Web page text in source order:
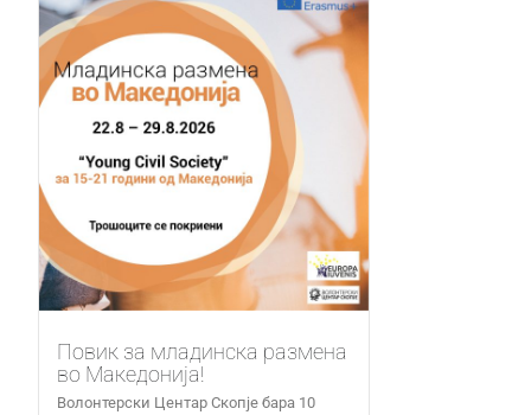
Повик за младинска размена
во Македонија!
Волонтерски Центар Скопје бара 10